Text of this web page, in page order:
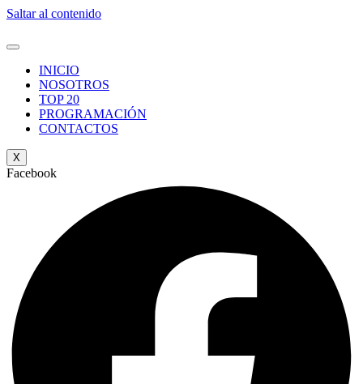
Saltar al contenido
INICIO
NOSOTROS
TOP 20
PROGRAMACIÓN
CONTACTOS
X
Facebook